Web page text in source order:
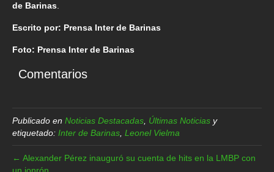
de Barinas.
Escrito por: Prensa Inter de Barinas
Foto: Prensa Inter de Barinas
Comentarios
Publicado en Noticias Destacadas, Últimas Noticias y
etiquetado: Inter de Barinas, Leonel Vielma
← Alexander Pérez inauguró su cuenta de hits en la LMBP con